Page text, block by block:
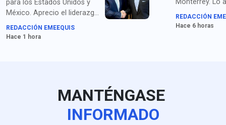
para los Estados Unidos y
México. Aprecio el liderazgo
de la presidenta Sheinbaum
y los compromisos de
principal obstáculo.
REDACCIÓN EMEEQUIS
Hace 1 hora
Monterrey. Lo
homicidio y
droga.
REDACCIÓN
Hace 6 horas
MANTÉNGASE
INFORMADO